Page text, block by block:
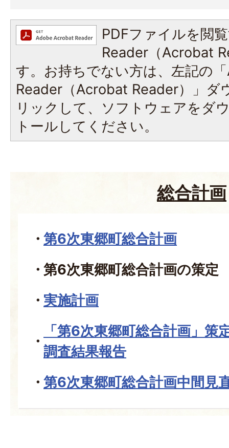
PDFファイルを閲
Reader（Acrobat
す。お持ちでない方は、左記の
Reader（Acrobat Reader）」ダ
リックして、ソフトウェアをダ
トールしてください。
総合計画
第6次東郷町総合計画
第6次東郷町総合計画の策定
実施計画
「第6次東郷町総合計画」策
調査結果報告
第6次東郷町総合計画中間見